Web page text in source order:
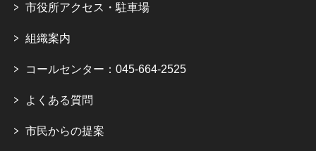
市役所アクセス・駐車場
組織案内
コールセンター：045-664-2525
よくある質問
市民からの提案